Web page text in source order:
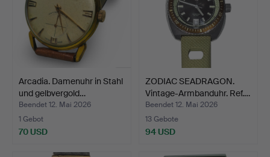
Arcadia. Damenuhr in Stahl
und gelbvergold…
Beendet 12. Mai 2026
1 Gebot
70 USD
ZODIAC SEADRAGON.
Vintage-Armbanduhr. Ref.…
Beendet 12. Mai 2026
13 Gebote
94 USD